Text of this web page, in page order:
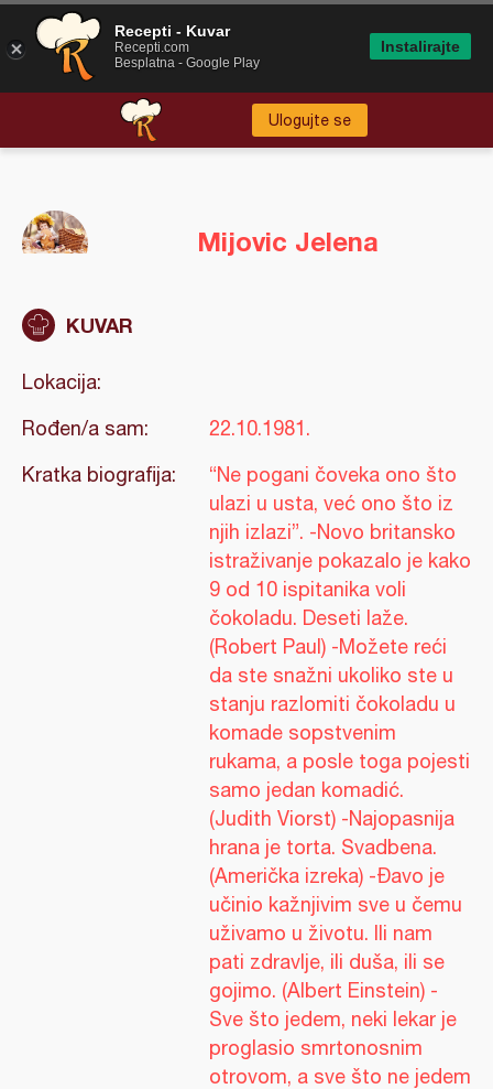
Ulogujte se
Mijovic Jelena
KUVAR
Lokacija:
Rođen/a sam:
22.10.1981.
Kratka biografija:
“Ne pogani čoveka ono što
ulazi u usta, već ono što iz
njih izlazi”. -Novo britansko
istraživanje pokazalo je kako
9 od 10 ispitanika voli
čokoladu. Deseti laže.
(Robert Paul) -Možete reći
da ste snažni ukoliko ste u
stanju razlomiti čokoladu u
komade sopstvenim
rukama, a posle toga pojesti
samo jedan komadić.
(Judith Viorst) -Najopasnija
hrana je torta. Svadbena.
(Američka izreka) -Đavo je
učinio kažnjivim sve u čemu
uživamo u životu. Ili nam
pati zdravlje, ili duša, ili se
gojimo. (Albert Einstein) -
Sve što jedem, neki lekar je
proglasio smrtonosnim
otrovom, a sve što ne jedem
Recepti - Kuvar
Recepti.com
Besplatna - Google Play
Instalirajte